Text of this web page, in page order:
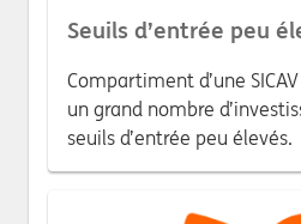
Seuils d’entrée peu
Compartiment d’une
un grand nombre
seuils d’entrée peu élevés.